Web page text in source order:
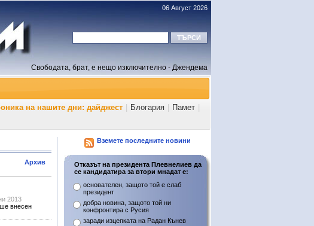
06 Август 2026
Свободата, брат, е нещо изключително - Джендема
на нашите дни: дайджест Блогария Памет
Архив
2013
внесен
Вземете последните новини
Отказът на президента Плевнелиев да
се кандидатира за втори мнадат е:
основателен, защото той е слаб
президент
добра новина, защото той ни
конфронтира с Русия
заради изцепката на Радан Кънев